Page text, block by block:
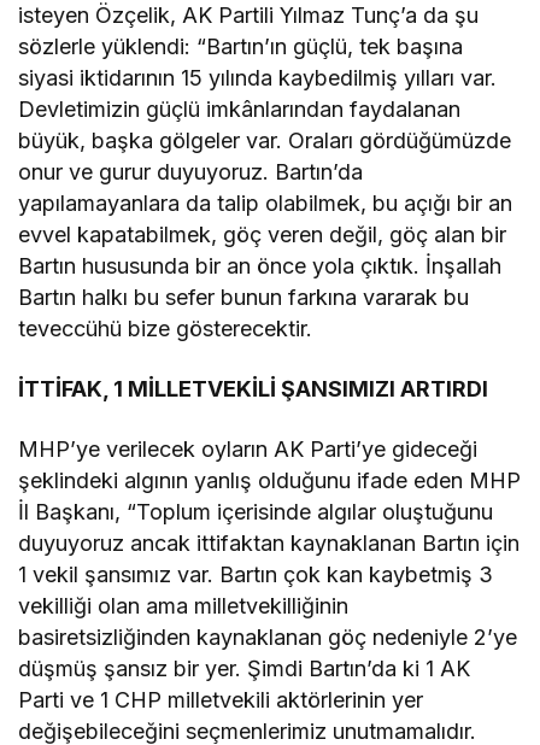
isteyen Özçelik, AK Partili Yılmaz Tunç’a da şu
sözlerle yüklendi: “Bartın’ın güçlü, tek başına
siyasi iktidarının 15 yılında kaybedilmiş yılları var.
Devletimizin güçlü imkânlarından faydalanan
büyük, başka gölgeler var. Oraları gördüğümüzde
onur ve gurur duyuyoruz. Bartın’da
yapılamayanlara da talip olabilmek, bu açığı bir an
evvel kapatabilmek, göç veren değil, göç alan bir
Bartın hususunda bir an önce yola çıktık. İnşallah
Bartın halkı bu sefer bunun farkına vararak bu
teveccühü bize gösterecektir.
İTTİFAK, 1 MİLLETVEKİLİ ŞANSIMIZI ARTIRDI
MHP’ye verilecek oyların AK Parti’ye gideceği
şeklindeki algının yanlış olduğunu ifade eden MHP
İl Başkanı, “Toplum içerisinde algılar oluştuğunu
duyuyoruz ancak ittifaktan kaynaklanan Bartın için
1 vekil şansımız var. Bartın çok kan kaybetmiş 3
vekilliği olan ama milletvekilliğinin
basiretsizliğinden kaynaklanan göç nedeniyle 2’ye
düşmüş şansız bir yer. Şimdi Bartın’da ki 1 AK
Parti ve 1 CHP milletvekili aktörlerinin yer
değişebileceğini seçmenlerimiz unutmamalıdır.